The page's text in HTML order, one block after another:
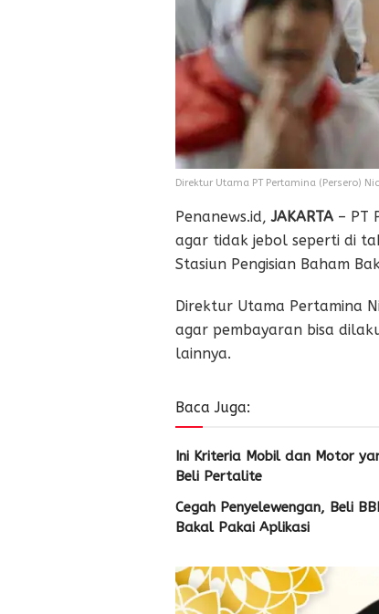
Direktur Utama PT Pertamina (Persero)
Penanews.id,JAKARTA– PT
agar tidak jebol seperti di
Stasiun Pengisian Baham
Direktur Utama Pertamina
agar pembayaran bisa
lainnya.
Baca Juga:
Ini Kriteria Mobil dan Motor
Beli Pertalite
Cegah Penyelewengan, Beli
Bakal Pakai Aplikasi